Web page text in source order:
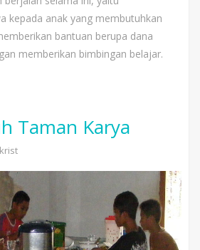
kepada anak yang membutuhkan
bantuan berupa dana
memberikan bimbingan belajar.
Taman Karya
krist